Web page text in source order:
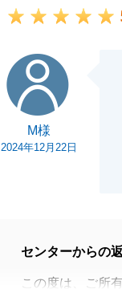
M様
2024年12月22日
センターからの
この度は、ご所